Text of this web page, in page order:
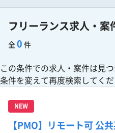
フリーランス求人・案
全 0 件
この条件での求人・案件は見つ
条件を変えて再度検索してくだ
NEW
【PMO】リモート可 公